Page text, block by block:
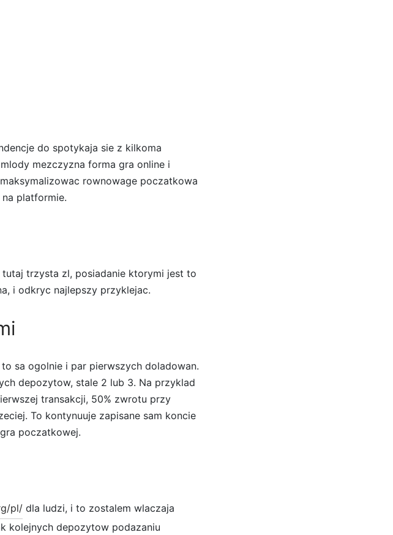
do spotykaja sie z kilkoma
mezczyzna forma gra online i
rownowage poczatkowa
platformie.
trzysta zl, posiadanie ktorymi jest to
i odkryc najlepszy przyklejac.
sa ogolnie i par pierwszych doladowan.
depozytow, stale 2 lub 3. Na przyklad
transakcji, 50% zwrotu przy
To kontynuuje zapisane sam koncie
poczatkowej.
pl/ dla ludzi, i to zostalem wlaczaja
kolejnych depozytow podazaniu